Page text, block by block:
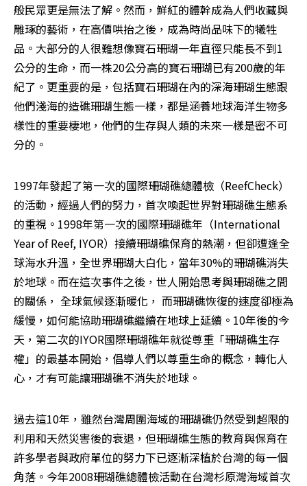
般民眾更是無法了解。然而，鮮紅的體幹成為人們收藏與
雕琢的藝術，在高價哄抬之後，成為時尚品味下的犧牲
品。大部分的人很難想像寶石珊瑚一年直徑只能長不到1
公分的生命，而一株20公分高的寶石珊瑚已有200歲的年
紀了。更重要的是，包括寶石珊瑚在內的深海珊瑚生態跟
他們淺海的造礁珊瑚生態一樣，都是涵養地球海洋生物多
樣性的重要棲地，他們的生存與人類的未來一樣是密不可
分的。
1997年發起了第一次的國際珊瑚礁總體檢（ReefCheck）
的活動，經過人們的努力，首次喚起世界對珊瑚礁生態系
的重視。1998年第一次的國際珊瑚礁年（International
Year of Reef, IYOR）接續珊瑚礁保育的熱潮，但卻遭逢全
球海水升溫，全世界珊瑚大白化，當年30%的珊瑚礁消失
於地球。而在這次事件之後，世人開始思考與珊瑚礁之間
的關係， 全球氣候逐漸暖化， 而珊瑚礁恢復的速度卻極為
緩慢，如何能協助珊瑚礁繼續在地球上延續。10年後的今
天，第二次的IYOR國際珊瑚礁年就從尊重「珊瑚礁生存
權」的最基本開始，倡導人們以尊重生命的概念，轉化人
心，才有可能讓珊瑚礁不消失於地球。
過去這10年，雖然台灣周圍海域的珊瑚礁仍然受到超限的
利用和天然災害後的衰退，但珊瑚礁生態的教育與保育在
許多學者與政府單位的努力下已逐漸深植於台灣的每一個
角落。今年2008珊瑚礁總體檢活動在台灣杉原灣海域首次